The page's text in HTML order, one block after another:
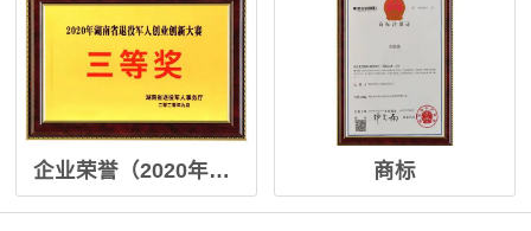
企业荣誉（2020年湖南省退役军人创业创新大赛三等奖） 商标